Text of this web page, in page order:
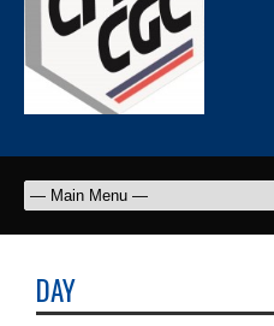
DAY